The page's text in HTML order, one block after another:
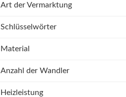
Art der Vermarktung
Schlüsselwörter
Material
Anzahl der Wandler
Heizleistung